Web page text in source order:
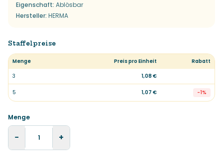
Eigenschaft: Ablösbar
Hersteller: HERMA
Staffelpreise
Menge Preis pro Einheit
Rabatt
3
1,08 €
5 1,07 € -1%
Menge
− +